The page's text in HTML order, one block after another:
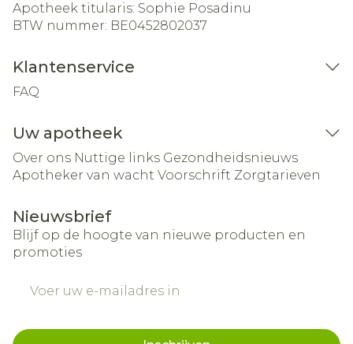
Apotheek titularis: Sophie Posadinu
BTW nummer: BE0452802037
Klantenservice
FAQ
Uw apotheek
Over ons Nuttige links Gezondheidsnieuws
Apotheker van wacht Voorschrift Zorgtarieven
Nieuwsbrief
Blijf op de hoogte van nieuwe producten en
promoties